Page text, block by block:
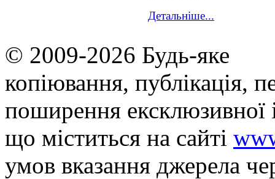
Детальніше...
© 2009-2026 Будь-яке
копiювання, публiкацiя,
поширення
що мiститься на сайті
умов вказання джерела